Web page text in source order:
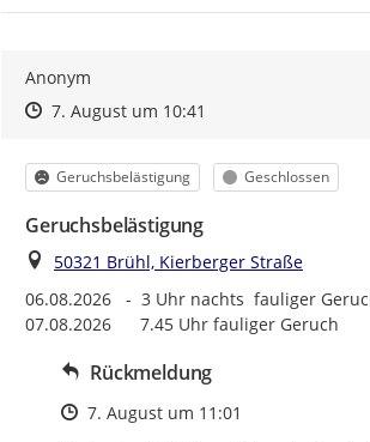
Anonym
Zeitpunkt des Erstellens
Zeitpunkt des Erstellens
7. August um 10:41
Kategorie
Geruchsbelästigung Status
Geschlossen
Geruchsbelästigung
Ort
50321 Brühl, Kierberger Straße
06.08.2026   -  3 Uhr nachts  fauliger
07.08.2026      7.45 Uhr fauliger Geruch
Rückmeldung
Zeitpunkt des Erstellens
7. August um 11:01